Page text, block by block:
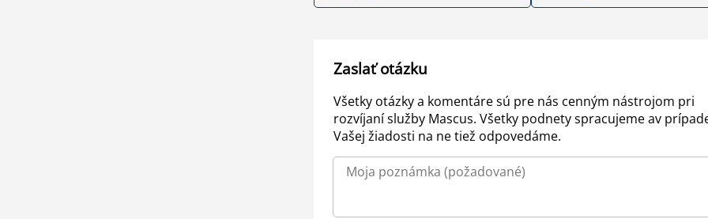
Zaslať otázku
Všetky otázky a komentáre sú pre nás cenným nástrojom pri
rozvíjaní služby Mascus. Všetky podnety spracujeme av
Vašej žiadosti na ne tiež odpovedáme.